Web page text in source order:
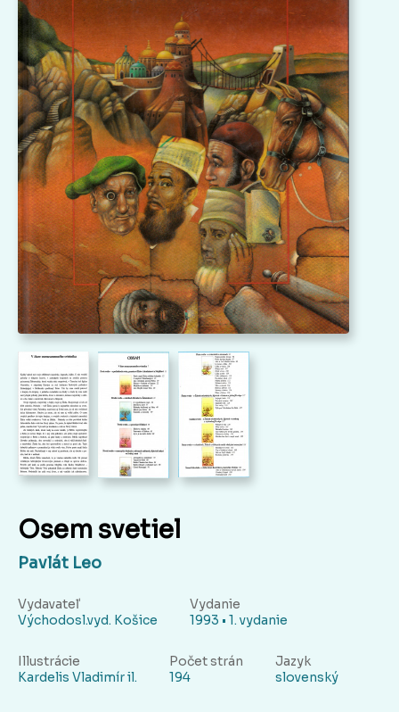
Osem svetiel
Pavlát Leo
Vydavateľ
Východosl.vyd. Košice
Vydanie
1993 • 1. vydanie
Illustrácie
Kardelis Vladimír il.
Počet strán
194
Jazyk
slovenský